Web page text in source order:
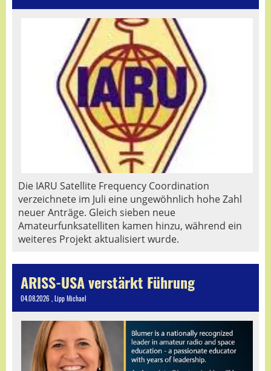
Die IARU Satellite Frequency Coordination
verzeichnete im Juli eine ungewöhnlich hohe Zahl
neuer Anträge. Gleich sieben neue
Amateurfunksatelliten kamen hinzu, während ein
weiteres Projekt aktualisiert wurde.
ARISS-USA verstärkt Führung
04.08.2026 , Lipp Michael